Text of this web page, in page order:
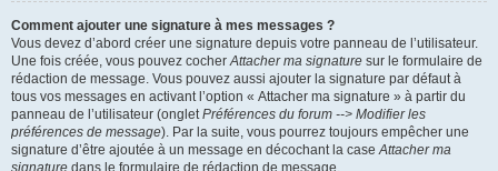
Comment ajouter une signature à mes messages ?
Vous devez d’abord créer une signature depuis votre panneau de l’utilisateur.
Une fois créée, vous pouvez cocherAttacher ma signature sur le formulaire de
rédaction de message. Vous pouvez aussi ajouter la signature par défaut à
tous vos messages en activant l’option « Attacher ma signature » à partir du
panneau de l’utilisateur (ongletPréférences du forum --> Modifier les
préférences de message). Par la suite, vous pourrez toujours empêcher une
signature d’être ajoutée à un message en décochant la caseAttacher ma
signature dans le formulaire de rédaction de message.